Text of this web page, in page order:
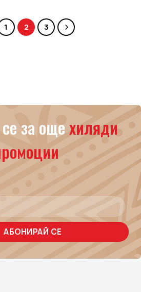
1 2 3
за ощехиляди